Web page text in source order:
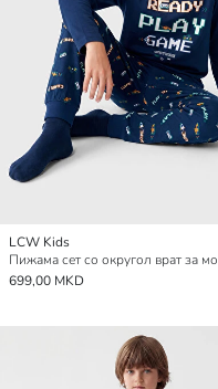
LCW Kids
Пижама сет со округол врат за
699,00 MKD